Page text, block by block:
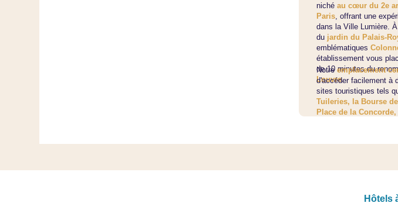
niché au cœur du 2e
Paris, offrant une
dans la Ville Lumière.
du jardin du Palais-
emblématiques
établissement vous
de 10 minutes du
Louvre.
Notre emplacement
d'accéder facilement à
sites touristiques tels
Tuileries, la Bourse
Place de la
ville devient un jeu
Hôtels